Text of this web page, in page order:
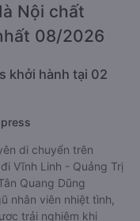
Nội chất
08/2026
khởi hành tại 02
di chuyển trên
Vĩnh Linh - Quảng Trị
Quang Dũng
nhân viên nhiệt tình,
trải nghiệm khi